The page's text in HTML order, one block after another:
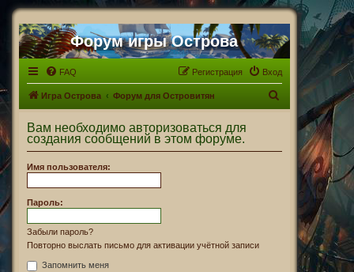
Форум игры Острова
FAQ Вход
Регистрация
Игра Острова Форум для Островитян
с
Вам необходимо авторизоваться для
создания сообщений в этом форуме.
Имя пользователя:
Пароль:
Забыли пароль?
Повторно выслать письмо для активации учётной записи
Запомнить меня